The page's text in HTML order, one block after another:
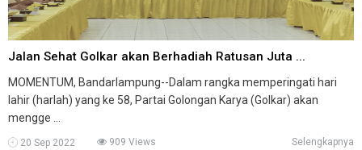
Jalan Sehat Golkar akan Berhadiah Ratusan Juta ...
MOMENTUM, Bandarlampung--Dalam rangka memperingati hari
lahir (harlah) yang ke 58, Partai Golongan Karya (Golkar) akan
mengge ...
20 Sep 2022 909 Views Selengkapnya